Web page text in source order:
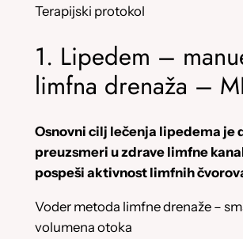
Terapijski protokol
1. Lipedem –
limfna drenaža –
Osnovni cilj lečenja lipedema je
preuzsmeri u zdrave limfne
pospeši aktivnost limfnih
Voder metoda limfne drenaže –
volumena otoka